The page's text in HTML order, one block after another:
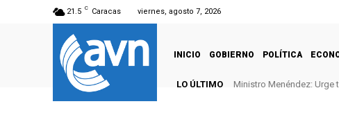
21.5 C Caracas viernes, agosto 7, 2026
INICIO GOBIERNO POLÍTICA
LO ÚLTIMO Ministro Menéndez: